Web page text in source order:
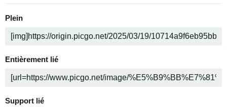
Plein
Entièrement lié
Support lié